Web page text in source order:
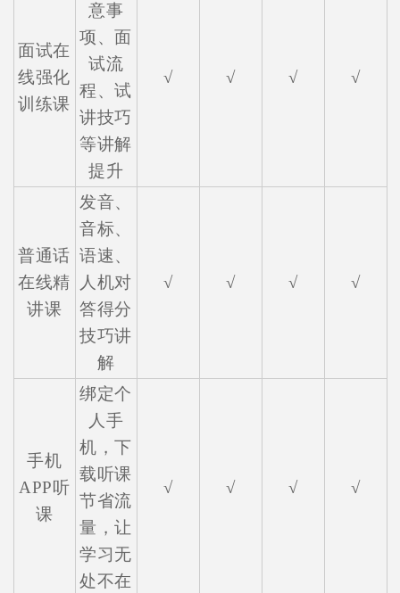
面试在
线强化
训练课
意事
项、面
试流
程、试
讲技巧
等讲解
提升
√ √ √ √
普通话
在线精
讲课
发音、
音标、
语速、
人机对
答得分
技巧讲
解
√ √ √ √
手机
APP听
课
绑定个
人手
机，下
载听课
节省流
量，让
学习无
处不在
√ √ √ √